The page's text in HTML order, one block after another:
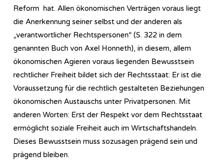
Reform hat. Allen ökonomischen Verträgen voraus liegt
die Anerkennung seiner selbst und der anderen als
„verantwortlicher Rechtspersonen“ (S. 322 in dem
genannten Buch von Axel Honneth), in diesem, allem
ökonomischen Agieren voraus liegenden Bewusstsein
rechtlicher Freiheit bildet sich der Rechtsstaat: Er ist die
Voraussetzung für die rechtlich gestalteten Beziehungen
ökonomischen Austauschs unter Privatpersonen. Mit
anderen Worten: Erst der Respekt vor dem Rechtsstaat
ermöglicht soziale Freiheit auch im Wirtschaftshandeln.
Dieses Bewusstsein muss sozusagen prägend sein und
prägend bleiben.